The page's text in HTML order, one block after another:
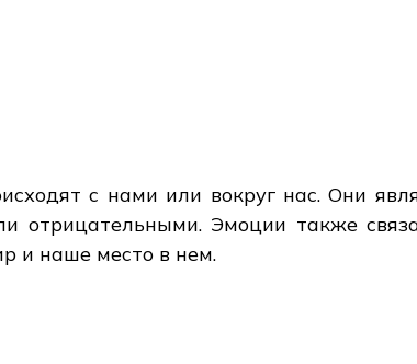
с нами или вокруг нас. Они
отрицательными. Эмоции также
и наше место в нем.